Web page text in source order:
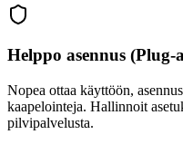
Helppo asennus
Nopea ottaa käyttöön,
kaapelointeja. Hallinnoit
pilvipalvelusta.